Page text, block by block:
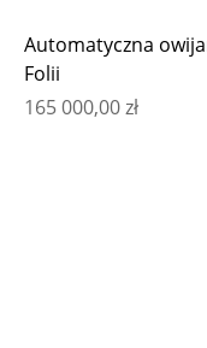
Automatyczna
Folii
165 000,00zł